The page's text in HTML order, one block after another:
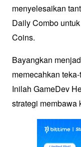
menyelesaikan
Daily Combo
Coins.
Bayangkan
memecahkan
Inilah GameDev
strategi membawa